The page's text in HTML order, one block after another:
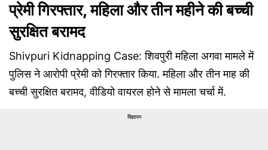
प्रेमी गिरफ्तार, महिला और तीन महीने की बच्ची
सुरक्षित बरामद
Shivpuri Kidnapping Case: शिवपुरी महिला अगवा मामले में
पुलिस ने आरोपी प्रेमी को गिरफ्तार किया. महिला और तीन माह की
बच्ची सुरक्षित बरामद, वीडियो वायरल होने से मामला चर्चा में.
विज्ञापन